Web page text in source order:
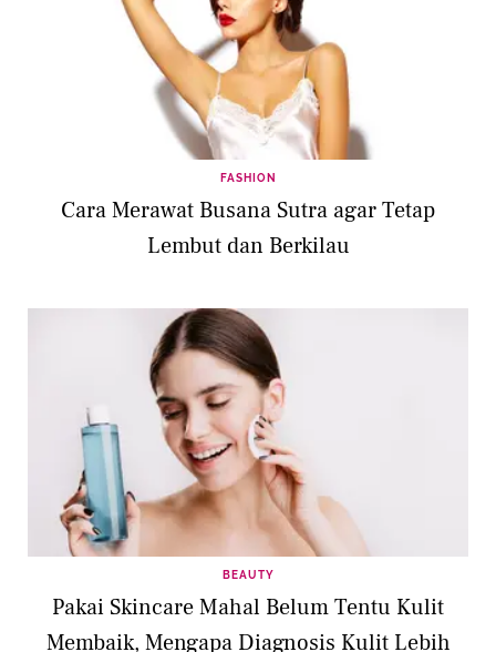
FASHION
Cara Merawat Busana Sutra agar Tetap
Lembut dan Berkilau
BEAUTY
Pakai Skincare Mahal Belum Tentu Kulit
Membaik, Mengapa Diagnosis Kulit Lebih